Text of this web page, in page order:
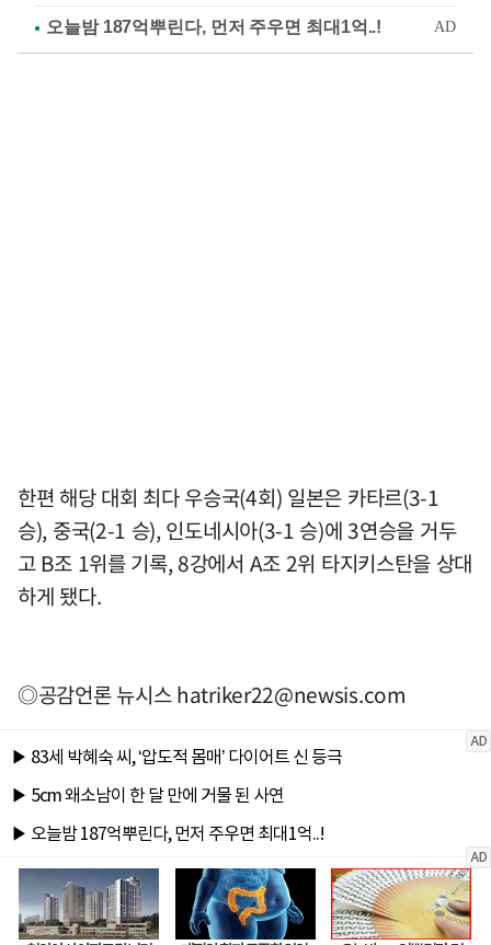
한편 해당 대회 최다 우승국(4회) 일본은 카타르(3-1
승), 중국(2-1 승), 인도네시아(3-1 승)에 3연승을 거두
고 B조 1위를 기록, 8강에서 A조 2위 타지키스탄을 상대
하게 됐다.
◎공감언론 뉴시스hatriker22@newsis.com